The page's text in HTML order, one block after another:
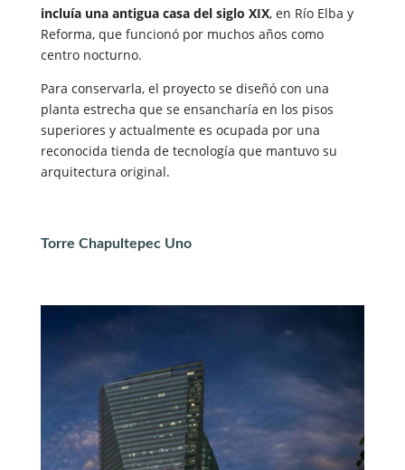
incluía una antigua casa del siglo XIX, en Río Elba y
Reforma, que funcionó por muchos años como
centro nocturno.
Para conservarla, el proyecto se diseñó con una
planta estrecha que se ensancharía en los pisos
superiores y actualmente es ocupada por una
reconocida tienda de tecnología que mantuvo su
arquitectura original.
Torre Chapultepec Uno